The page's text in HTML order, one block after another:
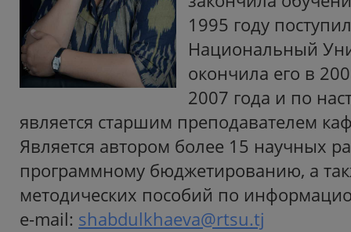
1995 году
Национальный
окончила его в
2007 года и по
является старшим преподавателем
Является автором более 15 научных
программному бюджетированию, а
методических пособий по
e-mail: shabdulkhaeva@rtsu.tj